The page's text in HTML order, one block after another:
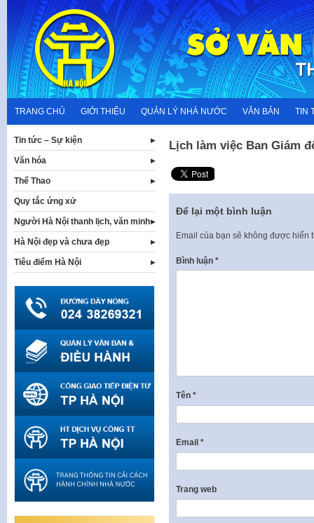
content
TRANG CHỦ GIỚI THIỆU QUẢN LÝ NHÀ NƯỚC VĂN BẢN TIN
Lịch làm việc Ban Giám
Để lại một bình luận
Email của bạn sẽ không được hiển
Bình luận *
Tên *
Email *
Trang web
Tin tức – Sự kiện
Văn hóa
Thể Thao
Quy tắc ứng xử
Người Hà Nội thanh lịch, văn minh
Hà Nội đẹp và chưa đẹp
Tiêu điểm Hà Nội